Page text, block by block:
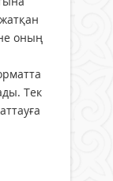
оның
Тек